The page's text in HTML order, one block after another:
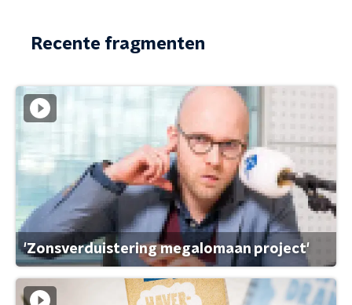
Recente fragmenten
'Zonsverduistering megalomaan project'